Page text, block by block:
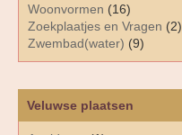
Woonvormen (16)
Zoekplaatjes en Vragen (2)
Zwembad(water) (9)
Veluwse plaatsen